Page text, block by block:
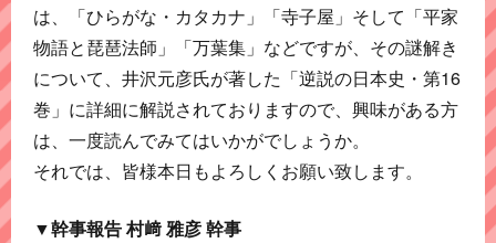
は、「ひらがな・カタカナ」「寺子屋」そして「平家
物語と琵琶法師」「万葉集」などですが、その謎解き
について、井沢元彦氏が著した「逆説の日本史・第16
巻」に詳細に解説されておりますので、興味がある方
は、一度読んでみてはいかがでしょうか。
それでは、皆様本日もよろしくお願い致します。
▼幹事報告 村﨑 雅彦 幹事